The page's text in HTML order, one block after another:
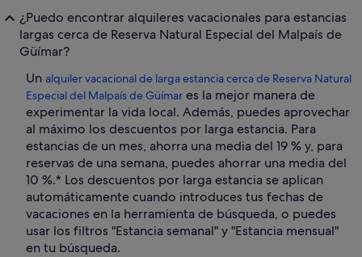
¿Puedo encontrar alquileres vacacionales para estancias
largas cerca de Reserva Natural Especial del Malpaís de
Güímar?
Un alquiler vacacional de larga estancia cerca de Reserva Natural
Especial del Malpaís de Güímar es la mejor manera de
experimentar la vida local. Además, puedes aprovechar
al máximo los descuentos por larga estancia. Para
estancias de un mes, ahorra una media del 19 % y, para
reservas de una semana, puedes ahorrar una media del
10 %.* Los descuentos por larga estancia se aplican
automáticamente cuando introduces tus fechas de
vacaciones en la herramienta de búsqueda, o puedes
usar los filtros "Estancia semanal" y "Estancia mensual"
en tu búsqueda.